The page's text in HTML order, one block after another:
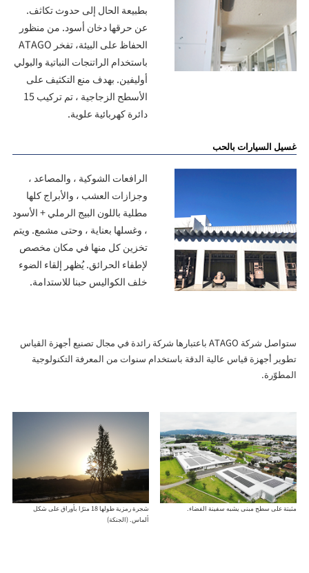
بطبيعة الحال إلى حدوث تكاثف.
عن حرقها دخان أسود. من منظور
الحفاظ على البيئة، تفخر ATAGO
باستخدام الراتنجات النباتية والبولي
أوليفين. بهدف منع التكثيف على
الأسطح الزجاجية ، تم تركيب 15
دائرة كهربائية علوية.
غسيل السيارات بالحب
الرافعات الشوكية ، والمصاعد ،
وجزازات العشب ، والأبراج كلها
مطلية باللون البيج الرملي + الأسود
، وغسلها بعناية ، وحتى مشمع. ويتم
تخزين كل منها في مكان مخصص
لإطفاء الحرائق. يُظهر إلقاء الضوء
خلف الكواليس حبنا للاستدامة.
ستواصل شركة ATAGO باعتبارها شركة رائدة في مجال تصنيع أجهزة القياس
تطوير أجهزة قياس عالية الدقة باستخدام سنوات من المعرفة التكنولوجية
المطوّرة.
مثبتة على سطح مبنى يشبه سفينة الفضاء.
شجرة رمزية طولها 18 مترًا بأوراق على شكل
ألماس. (الجنكة)